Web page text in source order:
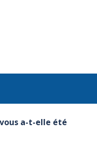
a-t-elle été